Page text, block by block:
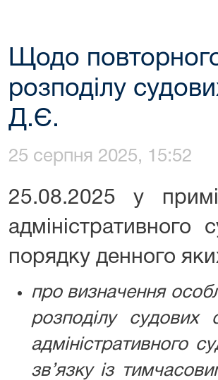
Щодо
розподілу
Д.Є.
25 серпня 2025, 15:52
25.08.2025 у
адміністративного
порядку денного
про визначення
розподілу судових
адміністративного
зв’язку із